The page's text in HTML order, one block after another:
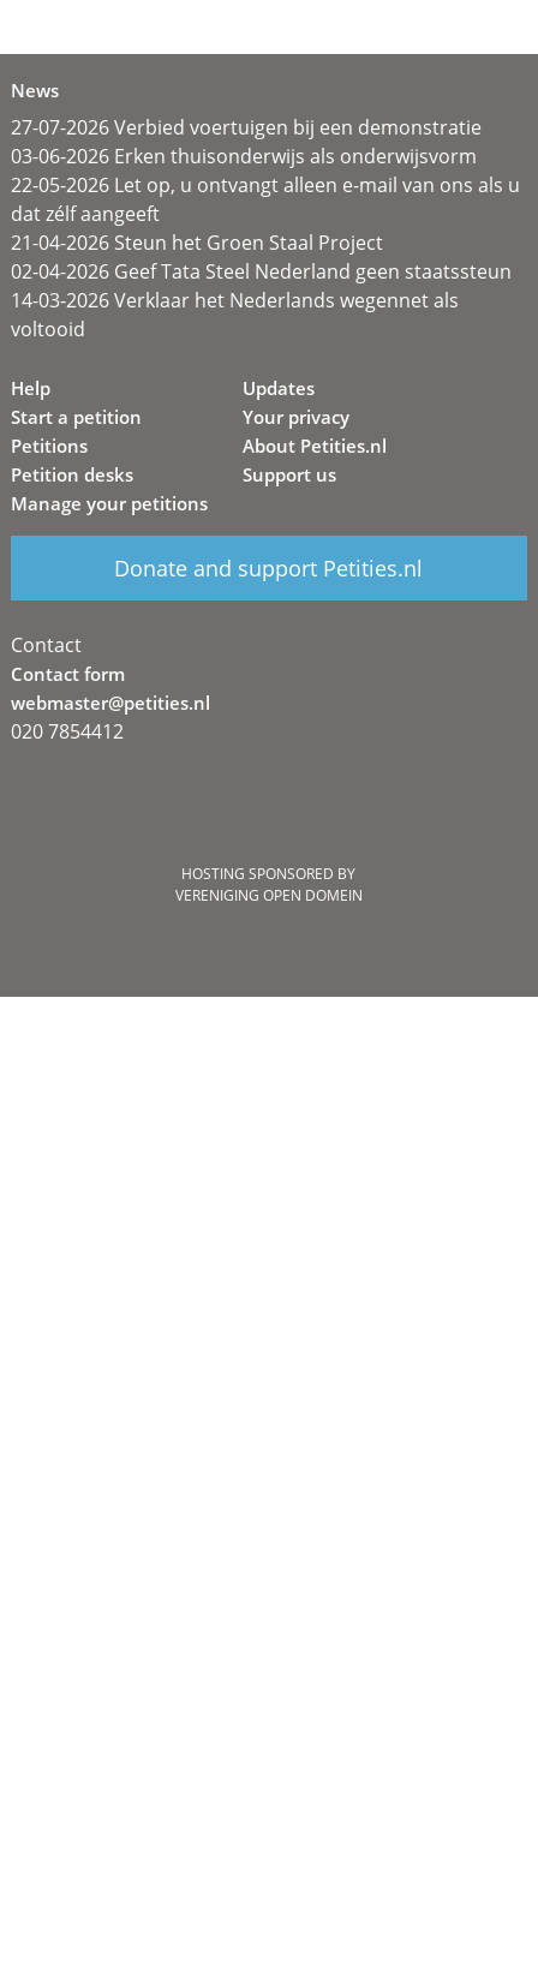
News
27-07-2026 Verbied voertuigen bij een demonstratie
03-06-2026 Erken thuisonderwijs als onderwijsvorm
22-05-2026 Let op, u ontvangt alleen e-mail van ons als u
dat zélf aangeeft
21-04-2026 Steun het Groen Staal Project
02-04-2026 Geef Tata Steel Nederland geen staatssteun
14-03-2026 Verklaar het Nederlands wegennet als
voltooid
Help
Start a petition
Petitions
Petition desks
Manage your petitions
Updates
Your privacy
About Petities.nl
Support us
Donate and support Petities.nl
Contact
Contact form
webmaster@petities.nl
020 7854412
HOSTING SPONSORED BY
VERENIGING OPEN DOMEIN